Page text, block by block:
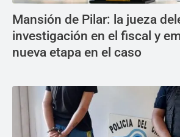
Mansión de Pilar: la jueza
investigación en el fiscal y
nueva etapa en el caso